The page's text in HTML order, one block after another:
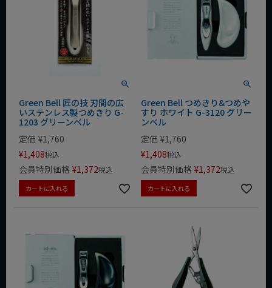
Green Bell 匠の技 刃間の広
いステンレス製つめきり G-
1203 グリーンベル
定価 ¥1,760
¥1,408税込
会員特別価格 ¥1,372税込
カートに入れる
Green Bell つめきり&つめや
すり ホワイト G-3120 グリー
ンベル
定価 ¥1,760
¥1,408税込
会員特別価格 ¥1,372税込
カートに入れる